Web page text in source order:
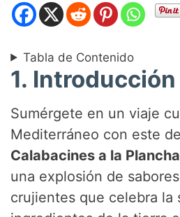
Tabla de Contenido
1. Introducción
Sumérgete en un viaje
Mediterráneo con este
Calabacines a la Plancha
una explosión de
crujientes que celebra la